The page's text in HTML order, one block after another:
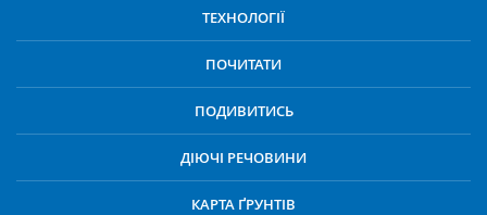
ТЕХНОЛОГІЇ
ПОЧИТАТИ
ПОДИВИТИСЬ
ДІЮЧІ РЕЧОВИНИ
КАРТА ҐРУНТІВ